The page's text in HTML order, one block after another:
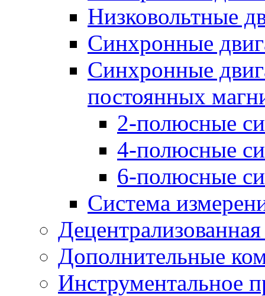
Низковольтные
Синхронные
Синхронные
постоянных
2-полюсные
4-полюсные
6-полюсные
Система
Дополнительные
Инструментальное